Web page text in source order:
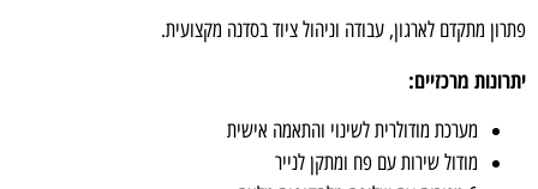
מתקדם לארגון, עבודה וניהול ציוד בסדנה מקצועית.
מרכזיים:
מערכת מודולרית לשינוי והתאמה אישית
מודול שירות עם פח ומתקן לנייר